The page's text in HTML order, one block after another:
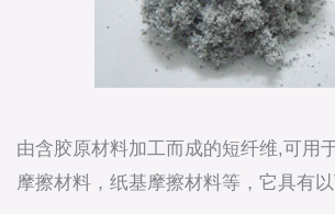
由含胶原材料加工而成的短纤维,可用
摩擦材料，纸基摩擦材料等，它具有